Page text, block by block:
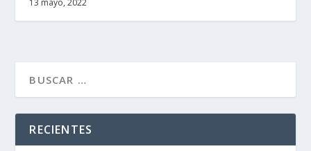
13 mayo, 2022
RECIENTES